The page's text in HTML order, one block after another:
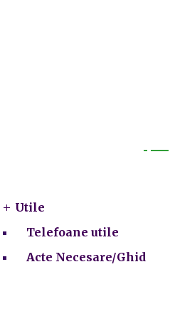
Utile
Telefoane utile
Acte Necesare/Ghid